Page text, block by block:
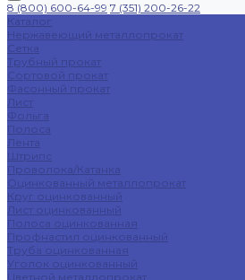
8 (800) 600-64-99 7 (351) 200-26-22
Каталог
Нержавеющий металлопрокат
Сетка
Трубный прокат
Сортовой прокат
Фасонный прокат
Лист
Фольга
Полоса
Лента
Штрипс
Проволока/Катанка
Оцинкованный металлопрокат
Круг оцинкованный
Лист оцинкованный
Полоса оцинкованная
Профнастил оцинкованный
Труба оцинкованная
Уголок оцинкованный
Цветной металлопрокат